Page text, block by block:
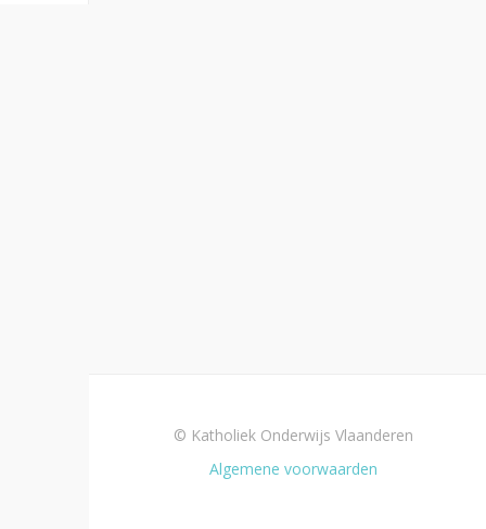
© Katholiek Onderwijs Vlaanderen
Algemene voorwaarden